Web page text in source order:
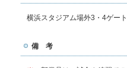
横浜スタジアム場外3・4ゲー
備 考